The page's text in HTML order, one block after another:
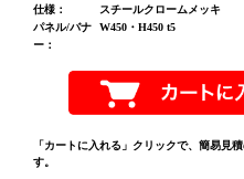
仕様：
スチールクロームメッキ
パネル/バナ
ー：
W450・H450 t5
「カートに入れる」クリックで、簡易見
す。